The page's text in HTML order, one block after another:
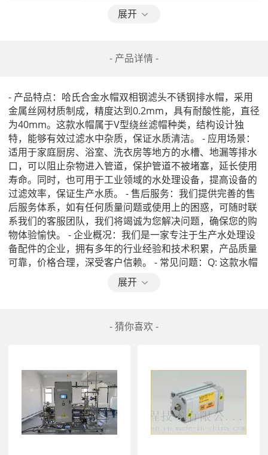
展开
- 产品详情 -
- 产品特点：哈氏合金水帽双相钢滤头不锈钢排水帽，采用
金属丝网材质制成，精度达到0.2mm，具有耐酸性能，直径
为40mm。这款水帽属于V型绕丝滤帽种类，结构设计独
特，能够有效过滤水中杂质，保证水质清洁。 - 应用场景：
适用于家庭厨房、浴室、洗衣房等地方的水槽、地漏等排水
口，可以阻止杂物进入管道，保护管道不被堵塞，延长使用
寿命。同时，也可用于工业领域的水处理设备，提高设备的
过滤效率，保证生产水质。 - 售后服务：我们提供完善的售
后服务体系，如有任何质量问题或使用上的困惑，可随时联
系我们的客服团队，我们将竭诚为您解决问题，确保您的购
物体验愉快。 - 企业概况：我们是一家专注于生产水处理设
备配件的企业，拥有多年的行业经验和技术积累，产品质量
可靠，价格合理，深受客户信赖。 - 常见问题：Q: 这款水帽
是否易于清洁 A: 是的，金属丝网材质易于清洁，只需用清
水冲洗即可。Q: 这款水帽适用于哪些管道直径 A: 直径为
展开
- 猜你喜欢 -